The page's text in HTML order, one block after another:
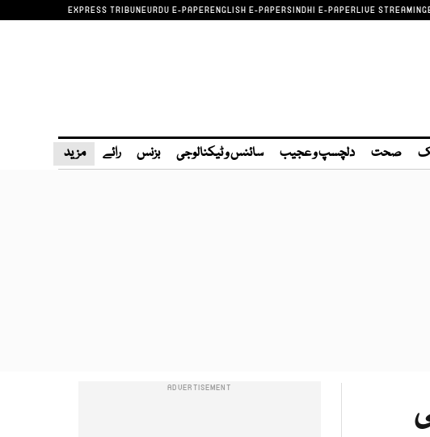
EXPRESS TRIBUNEURDU E-PAPERENGLISH E-PAPERSINDHI E-PAPERLIVE STREAMING
صحت دلچسپ و عجیب سائنس و ٹیکنالوجی بزنس رائے مزید